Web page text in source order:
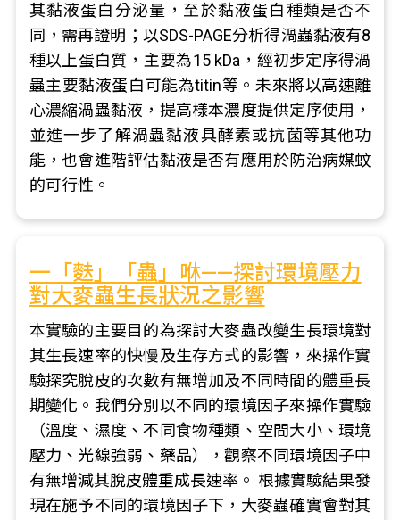
其黏液蛋白分泌量，至於黏液蛋白種類是否不
同，需再證明；以SDS-PAGE分析得渦蟲黏液有8
種以上蛋白質，主要為15 kDa，經初步定序得渦
蟲主要黏液蛋白可能為titin等。未來將以高速離
心濃縮渦蟲黏液，提高樣本濃度提供定序使用，
並進一步了解渦蟲黏液具酵素或抗菌等其他功
能，也會進階評估黏液是否有應用於防治病媒蚊
的可行性。
一「麩」「蟲」咻——探討環境壓力
對大麥蟲生長狀況之影響
本實驗的主要目的為探討大麥蟲改變生長環境對
其生長速率的快慢及生存方式的影響，來操作實
驗探究脫皮的次數有無增加及不同時間的體重長
期變化。我們分別以不同的環境因子來操作實驗
（溫度、濕度、不同食物種類、空間大小、環境
壓力、光線強弱、藥品），觀察不同環境因子中
有無增減其脫皮體重成長速率。 根據實驗結果發
現在施予不同的環境因子下，大麥蟲確實會對其